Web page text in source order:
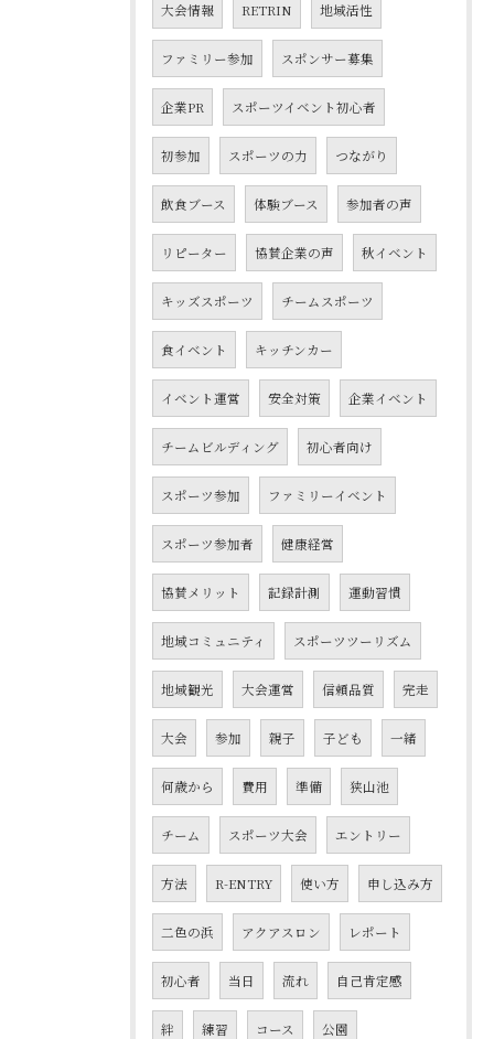
大会情報 RETRIN 地域活性
ファミリー参加 スポンサー募集
企業PR スポーツイベント初心者
初参加 スポーツの力 つながり
飲食ブース 体験ブース 参加者の声
リピーター 協賛企業の声 秋イベント
キッズスポーツ チームスポーツ
食イベント キッチンカー
イベント運営 安全対策 企業イベント
チームビルディング 初心者向け
スポーツ参加 ファミリーイベント
スポーツ参加者 健康経営
協賛メリット 記録計測 運動習慣
地域コミュニティ スポーツツーリズム
地域観光 大会運営 信頼品質 完走
大会 参加 親子 子ども 一緒
何歳から 費用 準備 狭山池
チーム スポーツ大会 エントリー
方法 R-ENTRY 使い方 申し込み方
二色の浜 アクアスロン レポート
初心者 当日 流れ 自己肯定感
絆 練習 コース 公園